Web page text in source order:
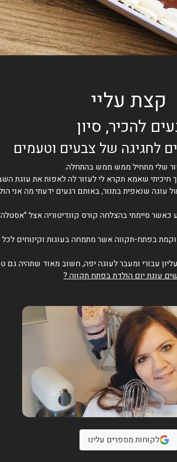
קצת עליי
להכיר, סיון
לחגיגה של צבעים וטעמים
שלי מתחיל ממש ממש בהתחלה.
חיכיתי שאמא תקרא לי לעזור לה לאפות את עוגת
עוגה שנאפית בתנור, באותם רגעים ידעתי מה אני
סיימתי בהצלחה קורס קונדיטוריה אצל
בפתח-תקווה אשר מתמחה בעוגות וקינוחים לכל
עבורי ומעבר לעוגה יפה, חשוב מאוד שתהיה גם
עוגת יום הולדת בפתח תקווה ?
לקוחות מספרים עלינו